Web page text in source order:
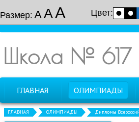
Размер: ААА Цвет:
Школа № 617
ГЛАВНАЯ ОЛИМПИАДЫ
ГЛАВНАЯ ОЛИМПИАДЫ Дипломы